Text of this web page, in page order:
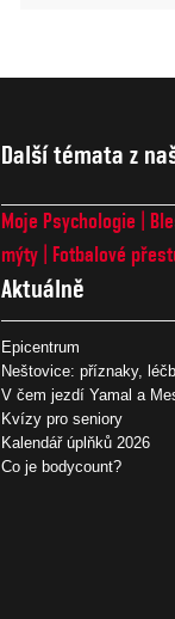
Další témata z
Moje Psychologie
mýty
Fotbalové
Aktuálně
Epicentrum
Neštovice: příznaky,
V čem jezdí Yamal a
Kvízy pro seniory
Kalendář úplňků 2026
Co je bodycount?